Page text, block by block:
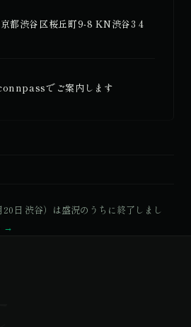
都渋谷区桜丘町9-8 KN渋谷3 4
でご案内します
日 渋谷）は盛況のうちに終了しまし
→